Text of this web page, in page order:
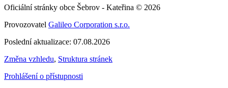
Oficiální stránky obce Šebrov - Kateřina © 2026
Provozovatel Galileo Corporation s.r.o.
Poslední aktualizace: 07.08.2026
Změna vzhledu, Struktura stránek
Prohlášení o přístupnosti